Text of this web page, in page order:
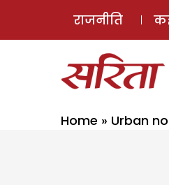
राजनीति
Home » Urban